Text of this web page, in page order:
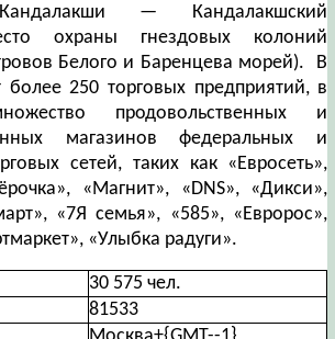
Кандалакши — Кандалакшский
охраны гнездовых колоний
Белого и Баренцева морей). В
более 250 торговых предприятий, в
продовольственных и
магазинов федеральных и
сетей, таких как «Евросеть»,
«Магнит», «DNS», «Дикси»,
«7Я семья», «585», «Евророс»,
«Улыбка радуги».
30 575 чел.
81533